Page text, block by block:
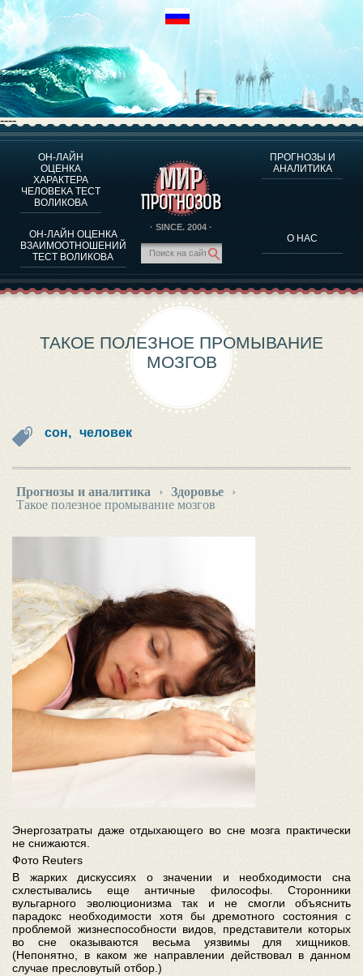
----
ОН-ЛАЙН
ОЦЕНКА
ХАРАКТЕРА
ЧЕЛОВЕКА ТЕСТ
ВОЛИКОВА
ОН-ЛАЙН ОЦЕНКА
ВЗАИМООТНОШЕНИЙ
ТЕСТ ВОЛИКОВА
· SINCE. 2004 ·
ПРОГНОЗЫ И
АНАЛИТИКА
О НАС
О ПРОГРАММЕ
ОЦЕНКА ХАРАКТЕРA ЧЕЛОВЕКА
ОЦЕНКА ХАРАКТЕРА ВЫДАЮЩИХСЯ ЛИЧНОСТЕЙ
О ПРОГРАММЕ
ТЕСТ НА СОВМЕСТИМОСТЬ ВОЛИКОВА
ПРОГНОЗЫ И АНАЛИТИКА
ТАКОЕ ПОЛЕЗНОЕ ПРОМЫВАНИЕ
МОЗГОВ
сон, человек
Прогнозы и аналитика › Здоровье
›
Такое полезное промывание мозгов
Энергозатраты даже отдыхающего во сне мозга практически
не снижаются.
Фото Reuters
В жарких дискуссиях о значении и необходимости сна
схлестывались еще античные философы. Сторонники
вульгарного эволюционизма так и не смогли объяснить
парадокс необходимости хотя бы дремотного состояния с
проблемой жизнеспособности видов, представители которых
во сне оказываются весьма уязвимы для хищников.
(Непонятно, в каком же направлении действовал в данном
случае пресловутый отбор.)